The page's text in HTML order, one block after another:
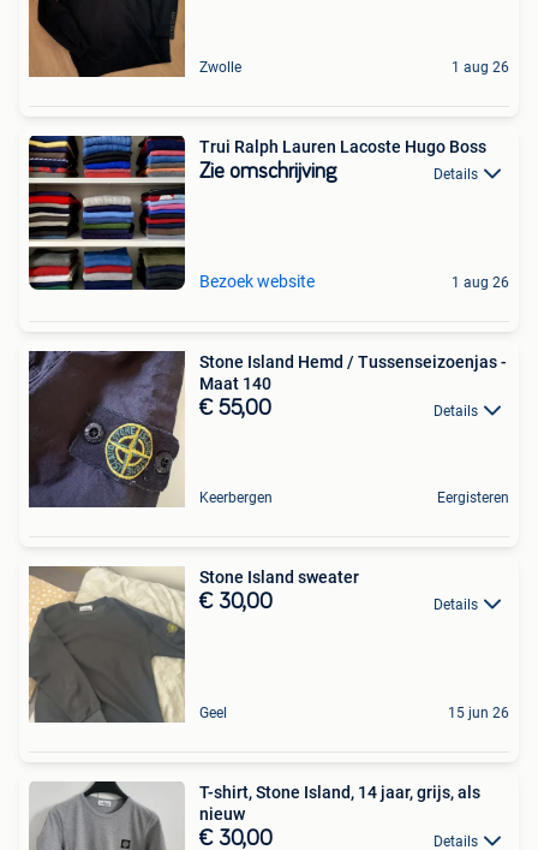
Zwolle 1 aug 26
Trui Ralph Lauren Lacoste Hugo Boss
Zie omschrijving Details
Bezoek website 1 aug 26
Stone Island Hemd / Tussenseizoenjas -
Maat 140
€ 55,00 Details
Keerbergen Eergisteren
Stone Island sweater
€ 30,00 Details
Geel 15 jun 26
T-shirt, Stone Island, 14 jaar, grijs, als
nieuw
€ 30,00 Details